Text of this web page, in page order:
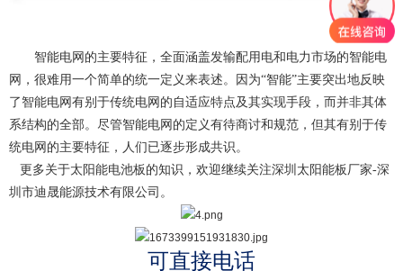
智能电网的主要特征 ，全面涵盖发输配用电和电力市场的智能电
网，很难用一个简单的统一定义来表述。因为“智能”主要突出地反映
了智能电网有别于传统电网的自适应特点及其实现手段，而并非其体
系结构的全部。尽管智能电网的定义有待商讨和规范，但其有别于传
统电网的主要特征，人们已逐步形成共识。
更多关于太阳能电池板 的知识，欢迎继续关注深圳太阳能板厂家-深
圳市迪晟能源技术有限公司 。
可直接电话